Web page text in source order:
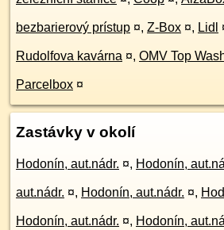
bezbarierový prístup ¤, Z-Box ¤, Lidl
Rudolfova kavárna ¤, OMV Top
Parcelbox ¤
Zastávky v okolí
Hodonín, aut.nádr. ¤, Hodonín,
aut.nádr. ¤, Hodonín, aut.nádr. ¤,
Hodonín, aut.nádr. ¤, Hodonín,